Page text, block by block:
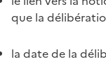
que la
la date de la